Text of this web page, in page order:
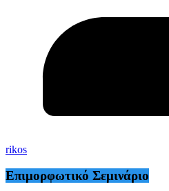
rikos
Επιμορφωτικό Σεμινάριο